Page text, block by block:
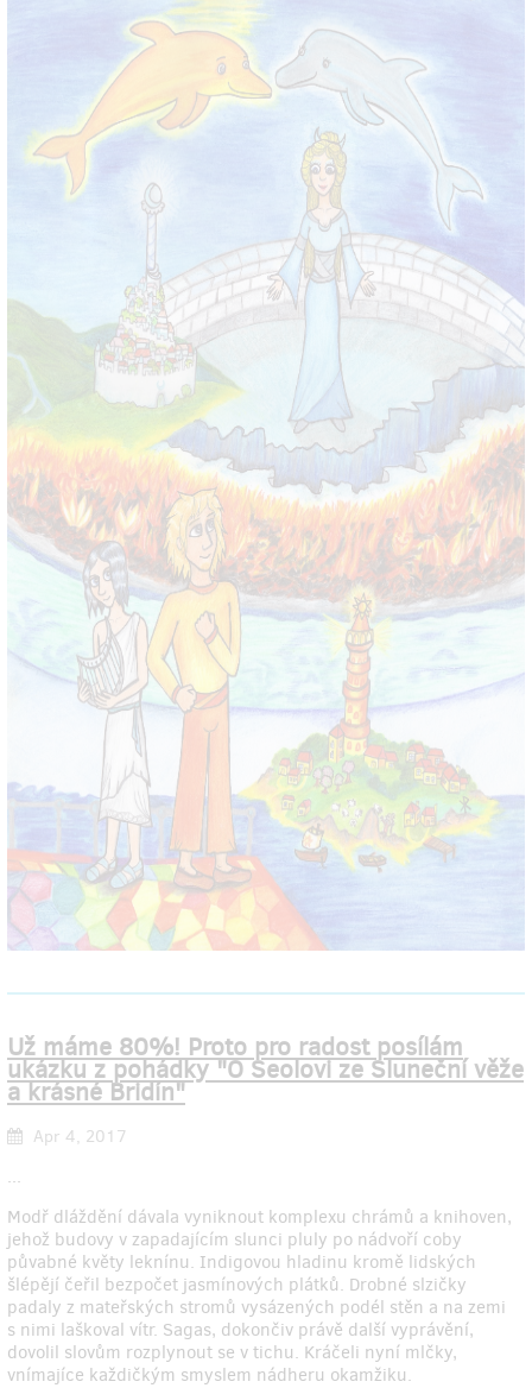
Už máme 80%! Proto pro radost posílám
ukázku z pohádky "O Seolovi ze Sluneční věže
a krásné Bridín"
Apr 4, 2017
...
Modř dláždění dávala vyniknout komplexu chrámů a knihoven,
jehož budovy v zapadajícím slunci pluly po nádvoří coby
půvabné květy leknínu. Indigovou hladinu kromě lidských
šlépějí čeřil bezpočet jasmínových plátků. Drobné slzičky
padaly z mateřských stromů vysázených podél stěn a na zemi
s nimi laškoval vítr. Sagas, dokončiv právě další vyprávění,
dovolil slovům rozplynout se v tichu. Kráčeli nyní mlčky,
vnímajíce každičkým smyslem nádheru okamžiku.